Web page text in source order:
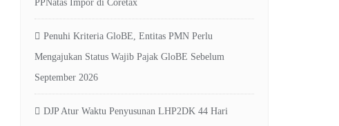
PPNatas Impor di Coretax
Penuhi Kriteria GloBE, Entitas PMN Perlu
Mengajukan Status Wajib Pajak GloBE Sebelum
September 2026
DJP Atur Waktu Penyusunan LHP2DK 44 Hari